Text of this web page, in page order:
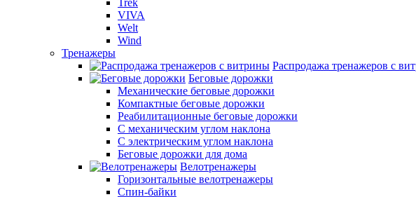
Trek
VIVA
Welt
Wind
Тренажеры
Распродажа тренажеров с
Беговые дорожки
Механические беговые дорожки
Компактные беговые дорожки
Реабилитационные беговые дорожки
С механическим углом наклона
С электрическим углом наклона
Беговые дорожки для дома
Велотренажеры
Горизонтальные велотренажеры
Спин-байки